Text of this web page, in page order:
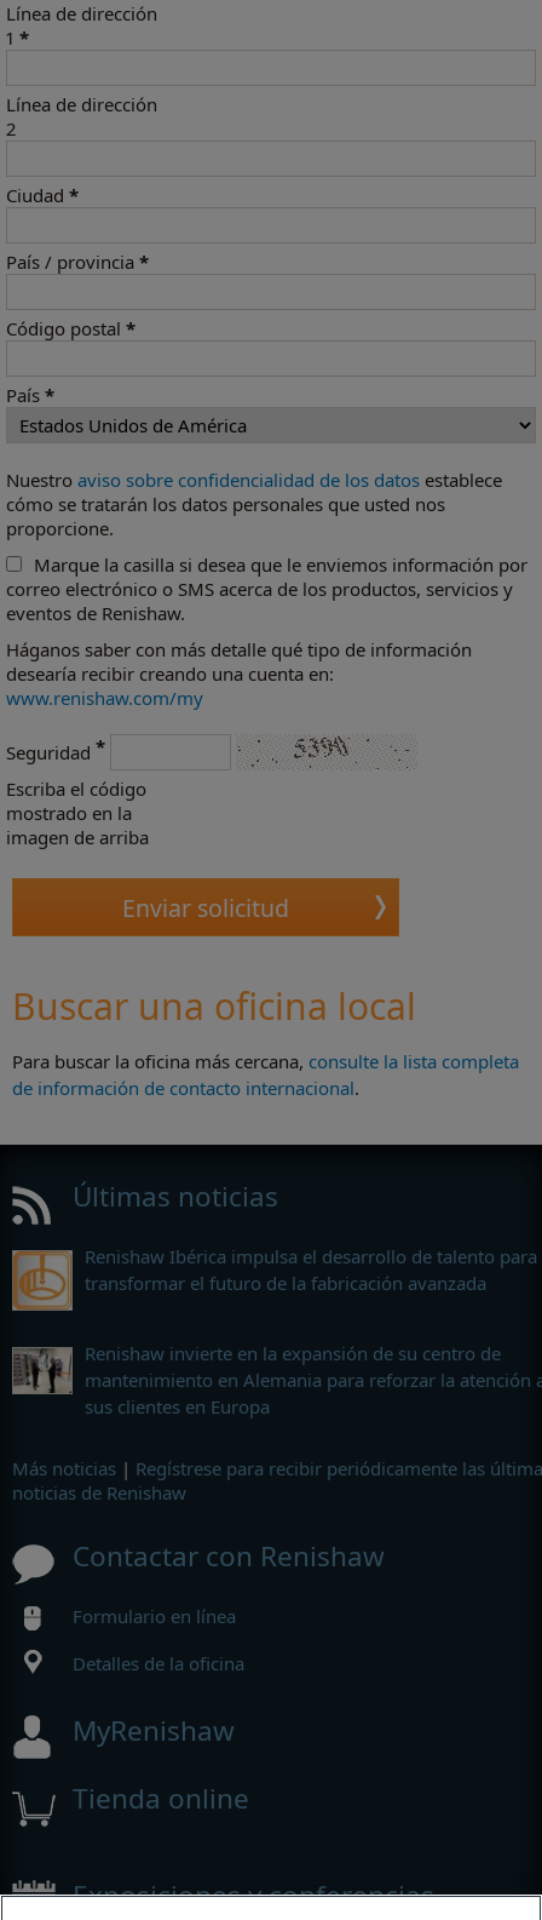
Línea de dirección
1 *
Línea de dirección
2
Ciudad *
País / provincia *
Código postal *
País *
Nuestro aviso sobre confidencialidad de los datos establece
cómo se tratarán los datos personales que usted nos
proporcione.
Marque la casilla si desea que le enviemos información por
correo electrónico o SMS acerca de los productos, servicios y
eventos de Renishaw.
Háganos saber con más detalle qué tipo de información
desearía recibir creando una cuenta en:
www.renishaw.com/my
Seguridad *
Escriba el código
mostrado en la
imagen de arriba
Buscar una oficina local
Para buscar la oficina más cercana, consulte la lista completa
de información de contacto internacional.
Últimas noticias
Renishaw Ibérica impulsa el desarrollo de talento para
transformar el futuro de la fabricación avanzada
Renishaw invierte en la expansión de su centro de
mantenimiento en Alemania para reforzar la atención
sus clientes en Europa
Más noticias | Regístrese para recibir periódicamente las
noticias de Renishaw
Contactar con Renishaw
Formulario en línea
Detalles de la oficina
MyRenishaw
Tienda online
Exposiciones y conferencias